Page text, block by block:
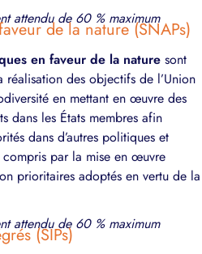
attendu de 60 % maximum
de la nature (SNAPs)
en faveur de la nature sont
des objectifs de l’Union
en mettant en œuvre des
dans les États membres afin
dans d’autres politiques et
compris par la mise en œuvre
prioritaires adoptés en vertu de la
attendu de 60 % maximum
(SIPs)